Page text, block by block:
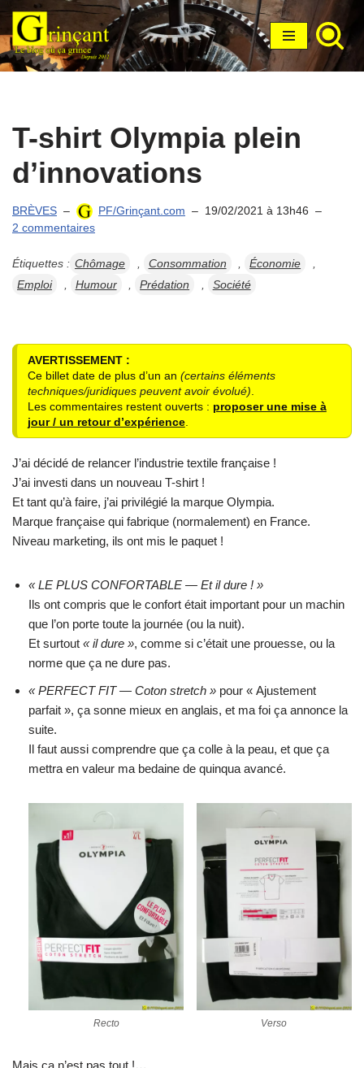
Aller
au
T-shirt Olympia plein
d’innovations
BRÈVES PF/Grinçant.com
19/02/2021 à 13h46
2 commentaires
Étiquettes : Chômage Consommation Économie
Emploi
Humour Prédation Société
AVERTISSEMENT :
Ce billet date de plus d’un an (certains éléments
techniques/juridiques peuvent avoir évolué)
Les commentaires restent ouverts : proposer une mise à
jour / un retour d’expérience.
J’ai décidé de relancer l’industrie textile française !
J’ai investi dans un nouveau T-shirt !
Et tant qu’à faire, j’ai privilégié la marque Olympia.
Marque française qui fabrique (normalement) en France.
Niveau marketing, ils ont mis le paquet !
« LE PLUS CONFORTABLE — Et il dure ! »
Ils ont compris que le confort était important pour un machin
que l’on porte toute la journée (ou la nuit).
Et surtout « il dure », comme si c’était une prouesse, ou la
norme que ça ne dure pas.
« PERFECT FIT — Coton stretch » pour « Ajustement
parfait », ça sonne mieux en anglais, et ma foi ça annonce la
suite.
Il faut aussi comprendre que ça colle à la peau, et que ça
mettra en valeur ma bedaine de quinqua avancé.
Recto Verso
Mais ça n’est pas tout !…